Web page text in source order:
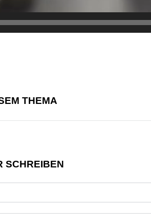
THEMA
SCHREIBEN